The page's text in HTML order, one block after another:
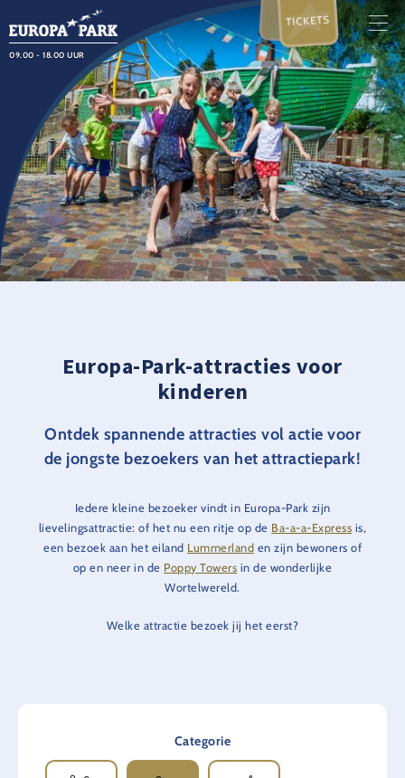
09.00 - 18.00 UUR
TICKETS
Europa-Park-attracties voor
kinderen
Ontdek spannende attracties vol actie voor
de jongste bezoekers van het attractiepark!
Iedere kleine bezoeker vindt in Europa-Park zijn
lievelingsattractie: of het nu een ritje op de Ba-a-a-Express is,
een bezoek aan het eiland Lummerland en zijn bewoners of
op en neer in de Poppy Towers in de wonderlijke
Wortelwereld.
Welke attractie bezoek jij het eerst?
Categorie